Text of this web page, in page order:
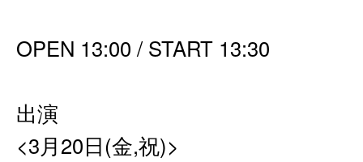
OPEN 13:00 / START 13:30
出演
<3月20日(金,祝)>